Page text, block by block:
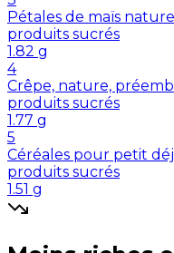
Pétales de maïs
produits sucrés
1.82 g
4
Crêpe, nature,
produits sucrés
1.77 g
5
Céréales pour petit
produits sucrés
1.51 g